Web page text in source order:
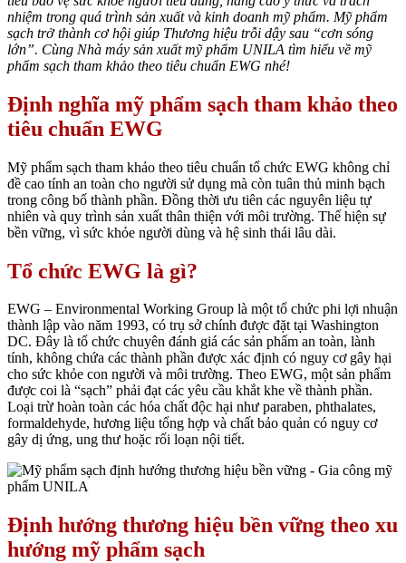
nhiệm trong quá trình sản xuất và kinh doanh mỹ phẩm. Mỹ phẩm
sạch trở thành cơ hội giúp Thương hiệu trỗi dậy sau “cơn sóng
lớn”. Cùng Nhà máy sản xuất mỹ phẩm UNILA tìm hiểu về mỹ
phẩm sạch tham khảo theo tiêu chuẩn EWG nhé!
Định nghĩa mỹ phẩm sạch tham khảo theo
tiêu chuẩn EWG
Mỹ phẩm sạch tham khảo theo tiêu chuẩn tổ chức EWG không chỉ
đề cao tính an toàn cho người sử dụng mà còn tuân thủ minh bạch
trong công bố thành phần. Đồng thời ưu tiên các nguyên liệu tự
nhiên và quy trình sản xuất thân thiện với môi trường. Thể hiện sự
bền vững, vì sức khỏe người dùng và hệ sinh thái lâu dài.
Tổ chức EWG là gì?
EWG – Environmental Working Group là một tổ chức phi lợi nhuận
thành lập vào năm 1993, có trụ sở chính được đặt tại Washington
DC. Đây là tổ chức chuyên đánh giá các sản phẩm an toàn, lành
tính, không chứa các thành phần được xác định có nguy cơ gây hại
cho sức khỏe con người và môi trường. Theo EWG, một sản phẩm
được coi là “sạch” phải đạt các yêu cầu khắt khe về thành phần.
Loại trừ hoàn toàn các hóa chất độc hại như paraben, phthalates,
formaldehyde, hương liệu tổng hợp và chất bảo quản có nguy cơ
gây dị ứng, ung thư hoặc rối loạn nội tiết.
Định hướng thương hiệu bền vững theo xu
hướng mỹ phẩm sạch